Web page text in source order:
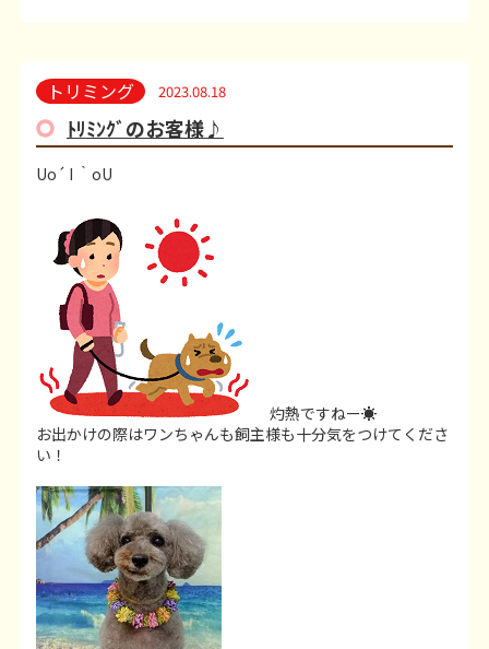
トリミング 2023.08.18
ﾄﾘﾐﾝｸﾞのお客様♪
Uo´ I ｀oU
灼熱ですねー☀
お出かけの際はワンちゃんも飼主様も十分気をつけてくださ
い！